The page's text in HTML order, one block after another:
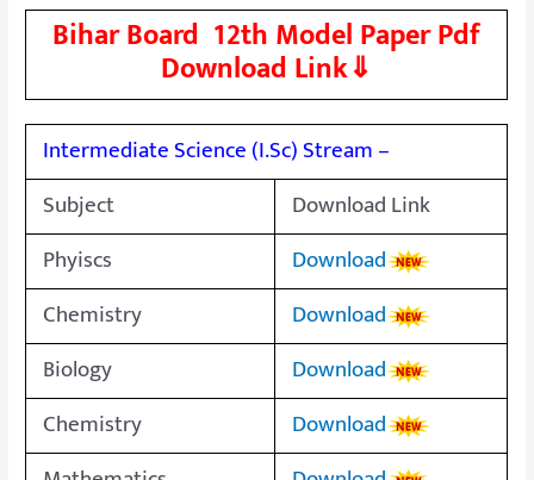
Bihar Board 12th Model Paper Pdf
Download Link⇓
Intermediate Science (I.Sc) Stream –
Subject
Download Link
Phyiscs
Download
Chemistry
Download
Biology
Download
Chemistry
Download